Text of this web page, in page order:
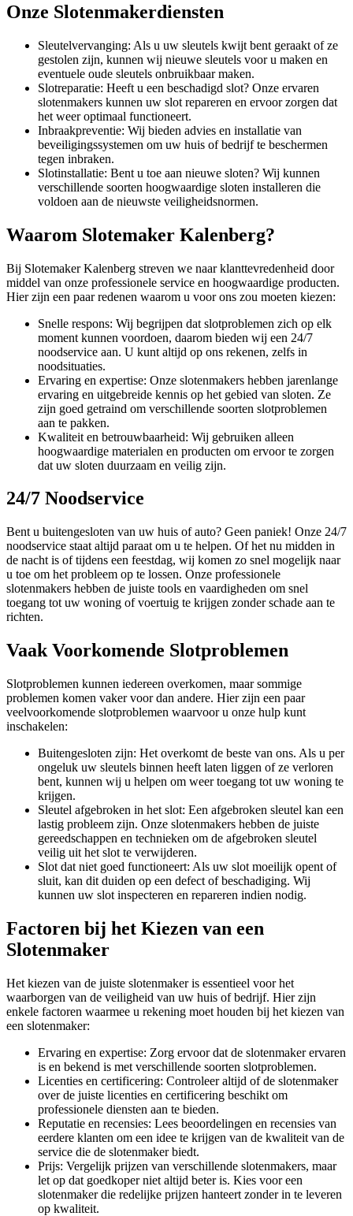
Onze Slotenmakerdiensten
Sleutelvervanging: Als u uw sleutels kwijt bent geraakt of ze
gestolen zijn, kunnen wij nieuwe sleutels voor u maken en
eventuele oude sleutels onbruikbaar maken.
Slotreparatie: Heeft u een beschadigd slot? Onze ervaren
slotenmakers kunnen uw slot repareren en ervoor zorgen dat
het weer optimaal functioneert.
Inbraakpreventie: Wij bieden advies en installatie van
beveiligingssystemen om uw huis of bedrijf te beschermen
tegen inbraken.
Slotinstallatie: Bent u toe aan nieuwe sloten? Wij kunnen
verschillende soorten hoogwaardige sloten installeren die
voldoen aan de nieuwste veiligheidsnormen.
Waarom Slotemaker Kalenberg?
Bij Slotemaker Kalenberg streven we naar klanttevredenheid door
middel van onze professionele service en hoogwaardige producten.
Hier zijn een paar redenen waarom u voor ons zou moeten kiezen:
Snelle respons: Wij begrijpen dat slotproblemen zich op elk
moment kunnen voordoen, daarom bieden wij een 24/7
noodservice aan. U kunt altijd op ons rekenen, zelfs in
noodsituaties.
Ervaring en expertise: Onze slotenmakers hebben jarenlange
ervaring en uitgebreide kennis op het gebied van sloten. Ze
zijn goed getraind om verschillende soorten slotproblemen
aan te pakken.
Kwaliteit en betrouwbaarheid: Wij gebruiken alleen
hoogwaardige materialen en producten om ervoor te zorgen
dat uw sloten duurzaam en veilig zijn.
24/7 Noodservice
Bent u buitengesloten van uw huis of auto? Geen paniek! Onze 24/7
noodservice staat altijd paraat om u te helpen. Of het nu midden in
de nacht is of tijdens een feestdag, wij komen zo snel mogelijk naar
u toe om het probleem op te lossen. Onze professionele
slotenmakers hebben de juiste tools en vaardigheden om snel
toegang tot uw woning of voertuig te krijgen zonder schade aan te
richten.
Vaak Voorkomende Slotproblemen
Slotproblemen kunnen iedereen overkomen, maar sommige
problemen komen vaker voor dan andere. Hier zijn een paar
veelvoorkomende slotproblemen waarvoor u onze hulp kunt
inschakelen:
Buitengesloten zijn: Het overkomt de beste van ons. Als u per
ongeluk uw sleutels binnen heeft laten liggen of ze verloren
bent, kunnen wij u helpen om weer toegang tot uw woning te
krijgen.
Sleutel afgebroken in het slot: Een afgebroken sleutel kan een
lastig probleem zijn. Onze slotenmakers hebben de juiste
gereedschappen en technieken om de afgebroken sleutel
veilig uit het slot te verwijderen.
Slot dat niet goed functioneert: Als uw slot moeilijk opent of
sluit, kan dit duiden op een defect of beschadiging. Wij
kunnen uw slot inspecteren en repareren indien nodig.
Factoren bij het Kiezen van een
Slotenmaker
Het kiezen van de juiste slotenmaker is essentieel voor het
waarborgen van de veiligheid van uw huis of bedrijf. Hier zijn
enkele factoren waarmee u rekening moet houden bij het kiezen van
een slotenmaker:
Ervaring en expertise: Zorg ervoor dat de slotenmaker ervaren
is en bekend is met verschillende soorten slotproblemen.
Licenties en certificering: Controleer altijd of de slotenmaker
over de juiste licenties en certificering beschikt om
professionele diensten aan te bieden.
Reputatie en recensies: Lees beoordelingen en recensies van
eerdere klanten om een idee te krijgen van de kwaliteit van de
service die de slotenmaker biedt.
Prijs: Vergelijk prijzen van verschillende slotenmakers, maar
let op dat goedkoper niet altijd beter is. Kies voor een
slotenmaker die redelijke prijzen hanteert zonder in te leveren
op kwaliteit.